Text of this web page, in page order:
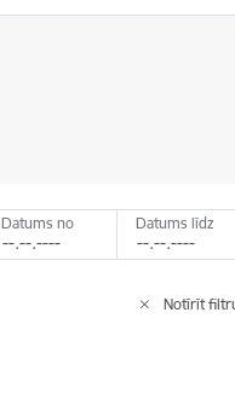
Datums no Datums līdz
Notīrīt